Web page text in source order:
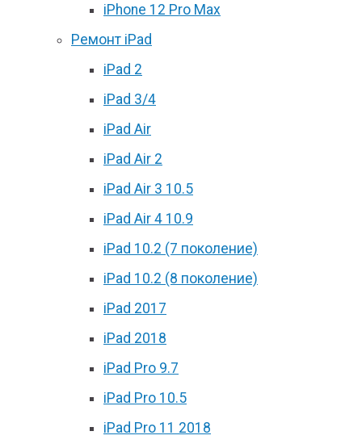
iPhone 12 Pro Max
Ремонт iPad
iPad 2
iPad 3/4
iPad Air
iPad Air 2
iPad Air 3 10.5
iPad Air 4 10.9
iPad 10.2 (7 поколение)
iPad 10.2 (8 поколение)
iPad 2017
iPad 2018
iPad Pro 9.7
iPad Pro 10.5
iPad Pro 11 2018